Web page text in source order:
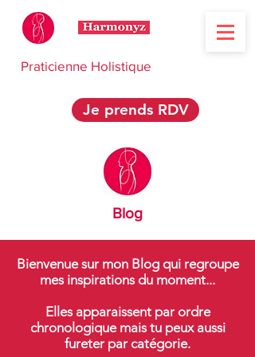
Je prends RDV
Praticienne Holistique
Blog
Bienvenue sur mon Blog qui regroupe
mes inspirations du moment...
Elles apparaissent par ordre
chronologique mais tu peux aussi
fureter par catégorie.